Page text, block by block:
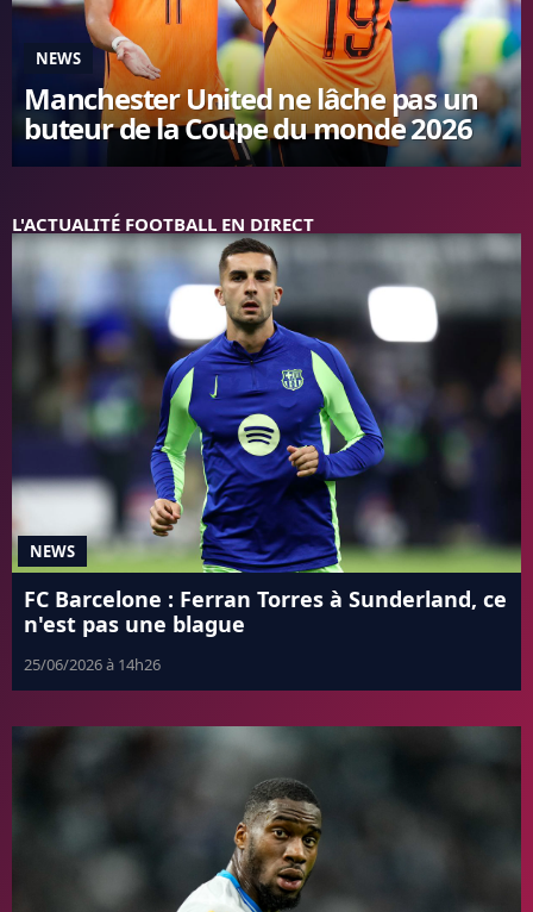
FC BARCELONE
MANCHESTER UNITED
CHELSEA
ARSENAL
BAYERN
L'AVIS DE LA RÉDAC'
NEWS
Manchester United ne lâche pas un
buteur de la Coupe du monde 2026
L'ACTUALITÉ FOOTBALL EN DIRECT
NEWS
FC Barcelone : Ferran Torres à Sunderland, ce
n'est pas une blague
25/06/2026 à 14h26